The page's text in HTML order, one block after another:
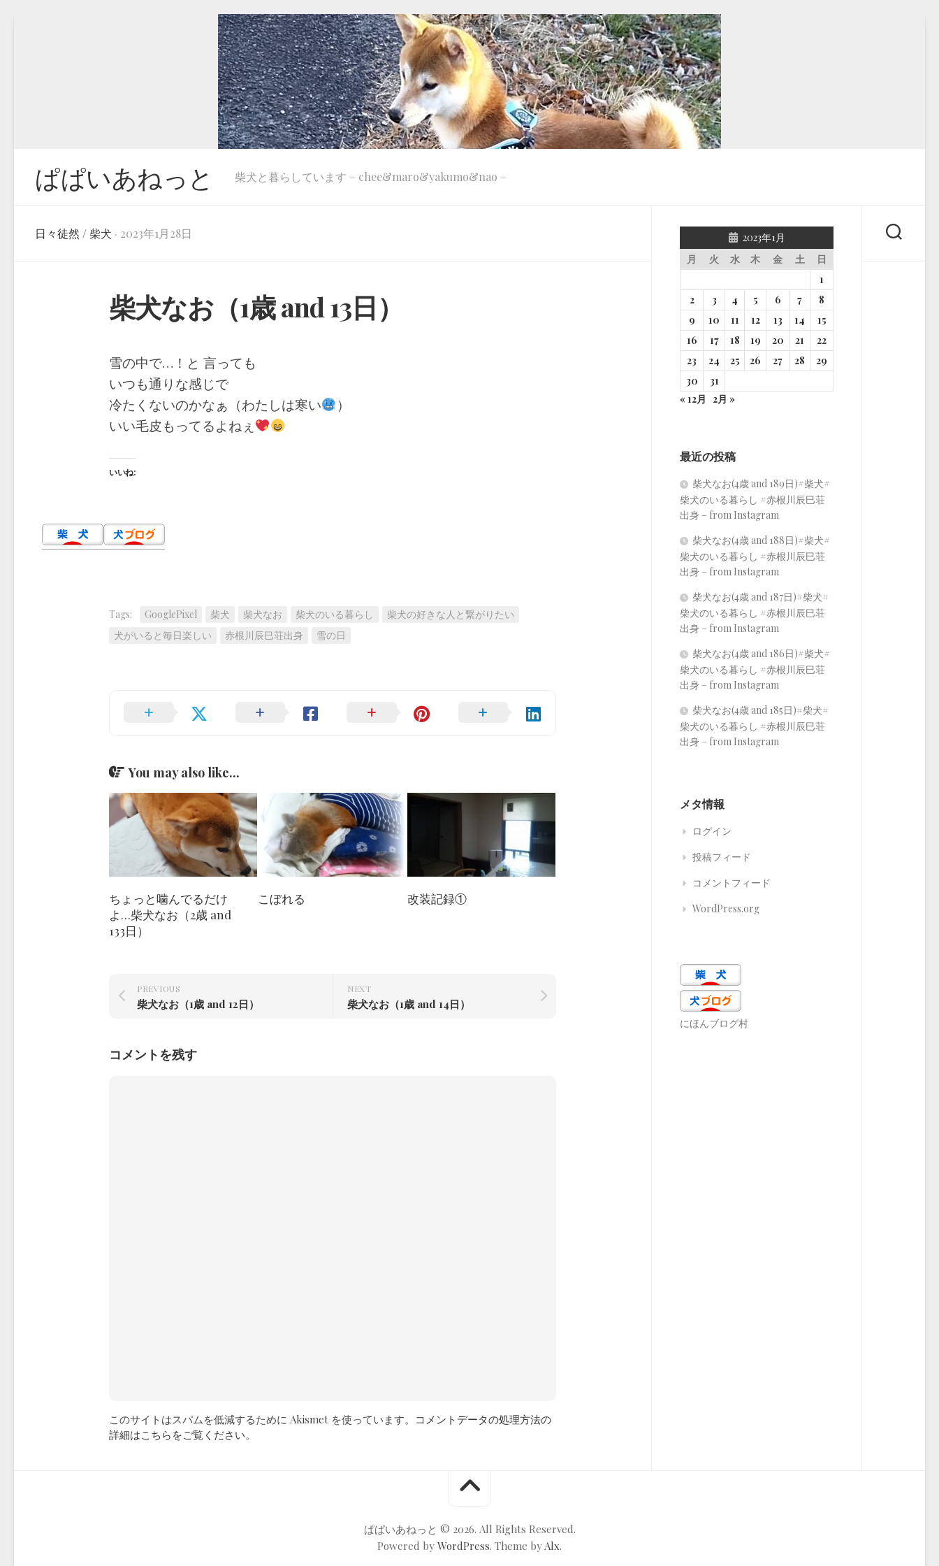
ぱぱいあねっと 柴犬と暮らしています – chee&maro&yakumo&nao –
日々徒然 / 柴犬 · 2023年1月28日
柴犬なお（1歳 and 13日）
雪の中で…！と 言っても
いつも通りな感じで
冷たくないのかなぁ（わたしは寒い
）
いい毛皮もってるよねぇ
いいね:
Tags: GooglePixel 柴犬 柴犬なお 柴犬のいる暮らし
柴犬の好きな人と繋がりたい
犬がいると毎日楽しい
赤根川辰巳荘出身 雪の日
You may also like...
ちょっと噛んでるだけ
よ…柴犬なお（2歳 and
133日）
こぼれる 改装記録①
NEXT
柴犬なお（1歳 and 14日）
PREVIOUS
柴犬なお（1歳 and 12日）
コメントを残す
このサイトはスパムを低減するために Akismet を使っています。 コメントデータの処理方法の
詳細はこちらをご覧ください。
2023年1月
月
火 水 木 金 土
日
1
2
3 4 5 6 7
8
9
10 11 12 13 14
15
16
17 18 19 20 21
22
23
24 25 26 27 28
29
30
31
« 12月 2月 »
最近の投稿
柴犬なお(4歳 and 189日)#柴犬#
柴犬のいる暮らし #赤根川辰巳荘
出身 – from Instagram
柴犬なお(4歳 and 188日)#柴犬#
柴犬のいる暮らし #赤根川辰巳荘
出身 – from Instagram
柴犬なお(4歳 and 187日)#柴犬#
柴犬のいる暮らし #赤根川辰巳荘
出身 – from Instagram
柴犬なお(4歳 and 186日)#柴犬#
柴犬のいる暮らし #赤根川辰巳荘
出身 – from Instagram
柴犬なお(4歳 and 185日)#柴犬#
柴犬のいる暮らし #赤根川辰巳荘
出身 – from Instagram
メタ情報
ログイン
投稿フィード
コメントフィード
WordPress.org
にほんブログ村
ぱぱいあねっと © 2026. All Rights Reserved.
Powered by WordPress. Theme by Alx.